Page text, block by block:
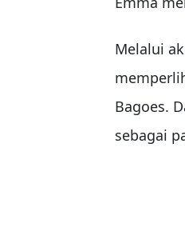
Melalui
Bagoes.
sebagai